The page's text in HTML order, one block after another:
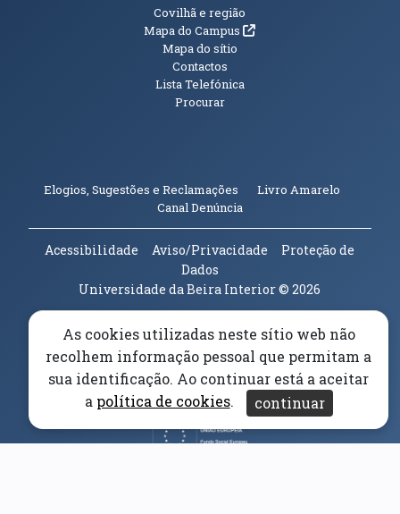
Informações Adicionais
Covilhã e região
Mapa do Campus(abre em nova janela)
Mapa do sítio
Contactos
Lista Telefónica
Procurar
Elogios, Sugestões e Reclamações Livro Amarelo
Canal Denúncia(abre em nova janela)
Acessibilidade Aviso/Privacidade
Proteção de
Dados
Universidade da Beira Interior© 2026
Parceiros e Financiadores(abre em nova janela)
(abre em nova janela)
(abre em nova janela)
As cookies utilizadas neste sítio web não
recolhem informação pessoal que permitam a
sua identificação. Ao continuar está a aceitar
a política de cookies. continuar